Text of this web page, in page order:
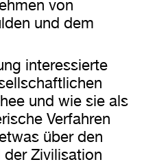
von
und dem
interessierte
und wie sie als
Verfahren
über den
Zivilisation